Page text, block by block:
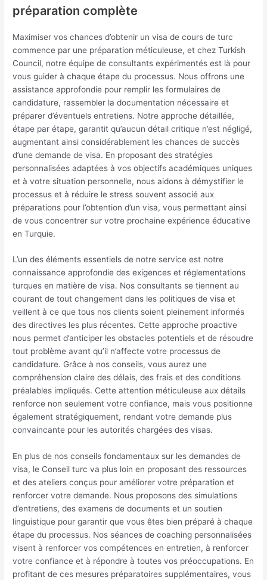
préparation complète
Maximiser vos chances d’obtenir un visa de cours de turc
commence par une préparation méticuleuse, et chez Turkish
Council, notre équipe de consultants expérimentés est là pour
vous guider à chaque étape du processus. Nous offrons une
assistance approfondie pour remplir les formulaires de
candidature, rassembler la documentation nécessaire et
préparer d’éventuels entretiens. Notre approche détaillée,
étape par étape, garantit qu’aucun détail critique n’est négligé,
augmentant ainsi considérablement les chances de succès
d’une demande de visa. En proposant des stratégies
personnalisées adaptées à vos objectifs académiques uniques
et à votre situation personnelle, nous aidons à démystifier le
processus et à réduire le stress souvent associé aux
préparations pour l’obtention d’un visa, vous permettant ainsi
de vous concentrer sur votre prochaine expérience éducative
en Turquie.
L’un des éléments essentiels de notre service est notre
connaissance approfondie des exigences et réglementations
turques en matière de visa. Nos consultants se tiennent au
courant de tout changement dans les politiques de visa et
veillent à ce que tous nos clients soient pleinement informés
des directives les plus récentes. Cette approche proactive
nous permet d’anticiper les obstacles potentiels et de résoudre
tout problème avant qu’il n’affecte votre processus de
candidature. Grâce à nos conseils, vous aurez une
compréhension claire des délais, des frais et des conditions
préalables impliqués. Cette attention méticuleuse aux détails
renforce non seulement votre confiance, mais vous positionne
également stratégiquement, rendant votre demande plus
convaincante pour les autorités chargées des visas.
En plus de nos conseils fondamentaux sur les demandes de
visa, le Conseil turc va plus loin en proposant des ressources
et des ateliers conçus pour améliorer votre préparation et
renforcer votre demande. Nous proposons des simulations
d’entretiens, des examens de documents et un soutien
linguistique pour garantir que vous êtes bien préparé à chaque
étape du processus. Nos séances de coaching personnalisées
visent à renforcer vos compétences en entretien, à renforcer
votre confiance et à répondre à toutes vos préoccupations. En
profitant de ces mesures préparatoires supplémentaires, vous